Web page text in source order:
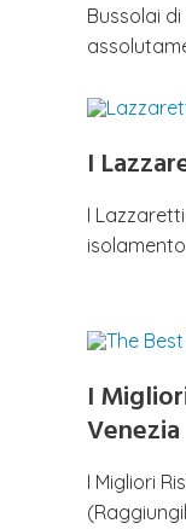
Bussolai
I
I
I
Venezia
I Migliori